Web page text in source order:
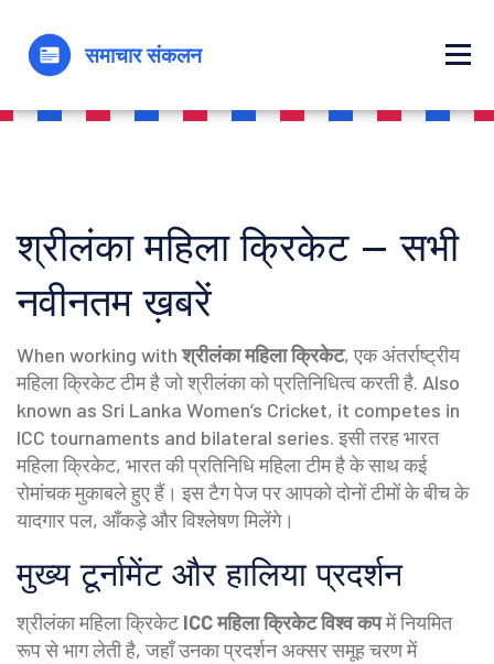
श्रीलंका महिला क्रिकेट – सभी
नवीनतम ख़बरें
When working withश्रीलंका महिला क्रिकेट,एक अंतर्राष्ट्रीय
महिला क्रिकेट टीम है जो श्रीलंका को प्रतिनिधित्व करती है. Also
known as Sri Lanka Women’s Cricket, it competes in
ICC tournaments and bilateral series. इसी तरहभारत
महिला क्रिकेट, भारत की प्रतिनिधि महिला टीम हैके साथ कई
रोमांचक मुकाबले हुए हैं। इस टैग पेज पर आपको दोनों टीमों के बीच के
यादगार पल, आँकड़े और विश्लेषण मिलेंगे।
मुख्य टूर्नामेंट और हालिया प्रदर्शन
श्रीलंका महिला क्रिकेटICC महिला क्रिकेट विश्व कपमें नियमित
रूप से भाग लेती है, जहाँ उनका प्रदर्शन अक्सर समूह चरण में